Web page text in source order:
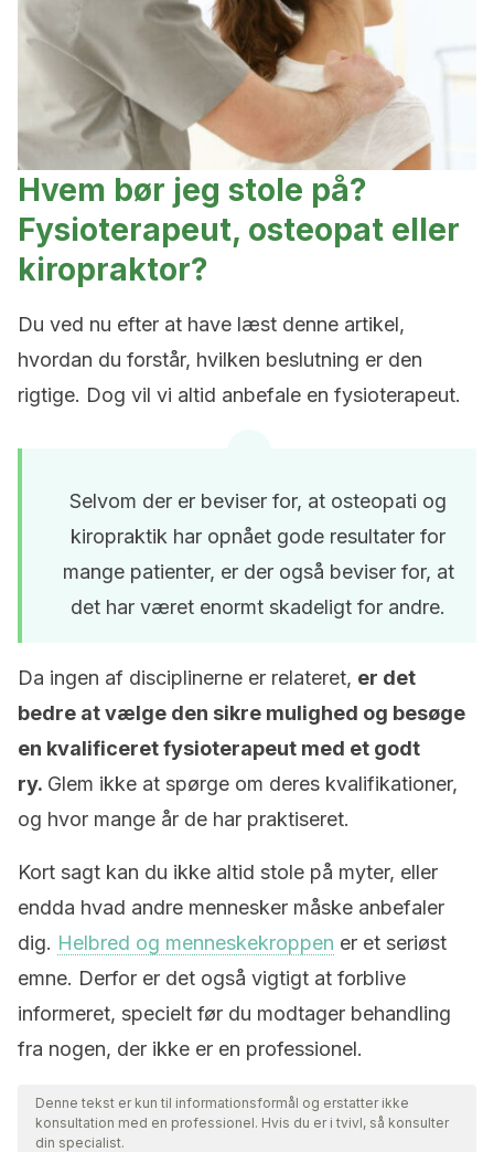
Hvem bør jeg stole på?
Fysioterapeut, osteopat eller
kiropraktor?
Du ved nu efter at have læst denne artikel,
hvordan du forstår, hvilken beslutning er den
rigtige. Dog vil vi altid anbefale en fysioterapeut.
Selvom der er beviser for, at osteopati og
kiropraktik har opnået gode resultater for
mange patienter, er der også beviser for, at
det har været enormt skadeligt for andre.
Da ingen af disciplinerne er relateret, er det
bedre at vælge den sikre mulighed og besøge
en kvalificeret fysioterapeut med et godt
ry. Glem ikke at spørge om deres kvalifikationer,
og hvor mange år de har praktiseret.
Kort sagt kan du ikke altid stole på myter, eller
endda hvad andre mennesker måske anbefaler
dig. Helbred og menneskekroppen er et seriøst
emne. Derfor er det også vigtigt at forblive
informeret, specielt før du modtager behandling
fra nogen, der ikke er en professionel.
Denne tekst er kun til informationsformål og erstatter ikke
konsultation med en professionel. Hvis du er i tvivl, så konsulter
din specialist.